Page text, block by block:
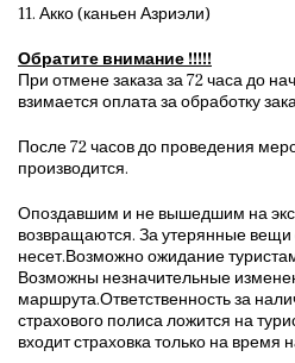
11. Акко (каньен Азриэли)
Обратите внимание !!!!!
При отмене заказа за 72 часа до
взимается оплата за обработку
После 72 часов до проведения
производится.
Опоздавшим и не вышедшим на
возвращаются. За утерянные
несет.Возможно ожидание
Возможны незначительные
маршрута.Ответственность за
страхового полиса ложится на
входит страховка только на время